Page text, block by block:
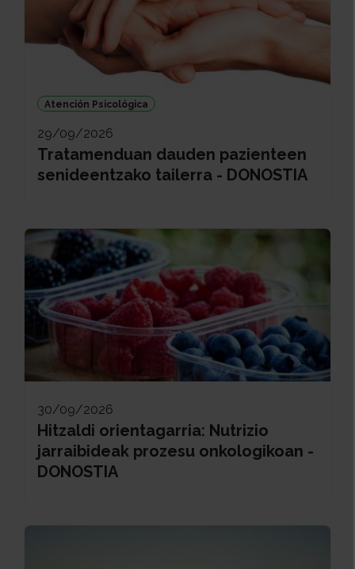
Atención Psicológica
29/09/2026
Tratamenduan dauden pazienteen
senideentzako tailerra - DONOSTIA
30/09/2026
Hitzaldi orientagarria: Nutrizio
jarraibideak prozesu onkologikoan -
DONOSTIA